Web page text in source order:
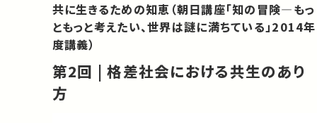
共に生きるための知恵（朝日講座「知の冒険—もっ
ともっと考えたい、世界は謎に満ちている」2014年
度講義）
第2回 | 格差社会における共生のあり
方